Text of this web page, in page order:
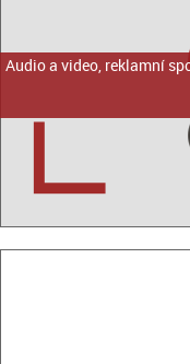
Audio a video, reklamní